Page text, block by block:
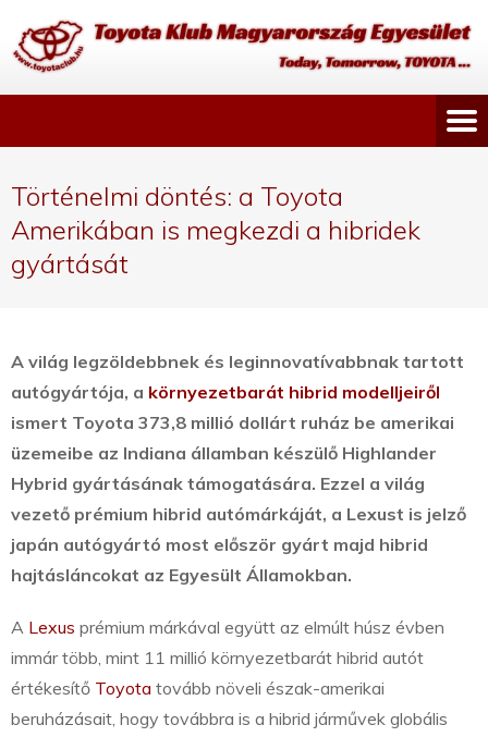
Történelmi döntés: a Toyota
Amerikában is megkezdi a hibridek
gyártását
A világ legzöldebbnek és leginnovatívabbnak tartott
autógyártója, a környezetbarát hibrid modelljeiről
ismert Toyota 373,8 millió dollárt ruház be amerikai
üzemeibe az Indiana államban készülő Highlander
Hybrid gyártásának támogatására. Ezzel a világ
vezető prémium hibrid autómárkáját, a Lexust is jelző
japán autógyártó most először gyárt majd hibrid
hajtásláncokat az Egyesült Államokban.
A Lexus prémium márkával együtt az elmúlt húsz évben
immár több, mint 11 millió környezetbarát hibrid autót
értékesítő Toyota tovább növeli észak-amerikai
beruházásait, hogy továbbra is a hibrid járművek globális